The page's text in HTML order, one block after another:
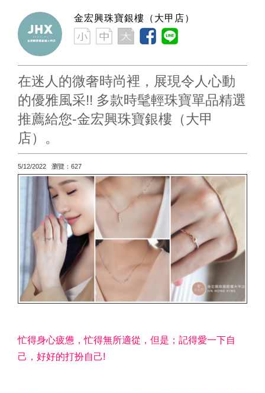
金宏興珠寶銀樓（大甲店）
在迷人的微奢時尚裡，展現令人心動
的優雅風采!! 多款時髦輕珠寶單品精選
推薦給您-金宏興珠寶銀樓（大甲
店）。
5/12/2022 瀏覽：627
忙得身心疲憊，忙得無所適從，但是；記得愛一下自
己，好好的打扮自己!